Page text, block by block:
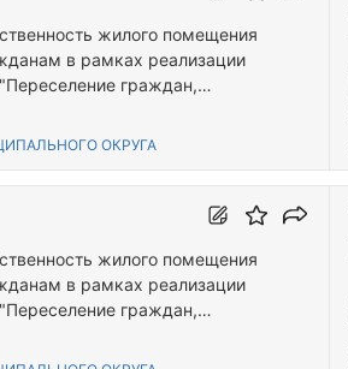
жилого помещения
в рамках реализации
граждан,
ОКРУГА
жилого помещения
в рамках реализации
граждан,